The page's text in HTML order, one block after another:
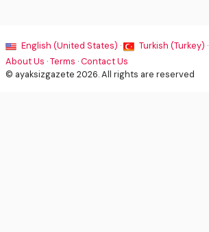
English (United States) ·
Turkish (Turkey) ·
About Us ·Terms ·Contact Us
© ayaksizgazete 2026. All rights are reserved